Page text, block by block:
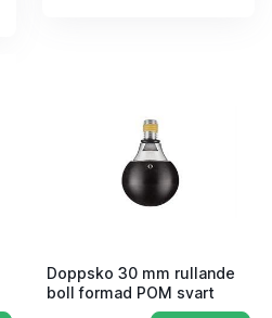
Doppsko 30 mm rullande
boll formad POM svart